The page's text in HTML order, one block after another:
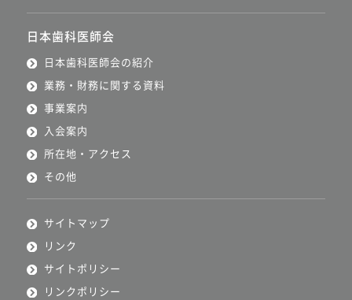
日本歯科医師会
日本歯科医師会の紹介
業務・財務に関する資料
事業案内
入会案内
所在地・アクセス
その他
サイトマップ
リンク
サイトポリシー
リンクポリシー